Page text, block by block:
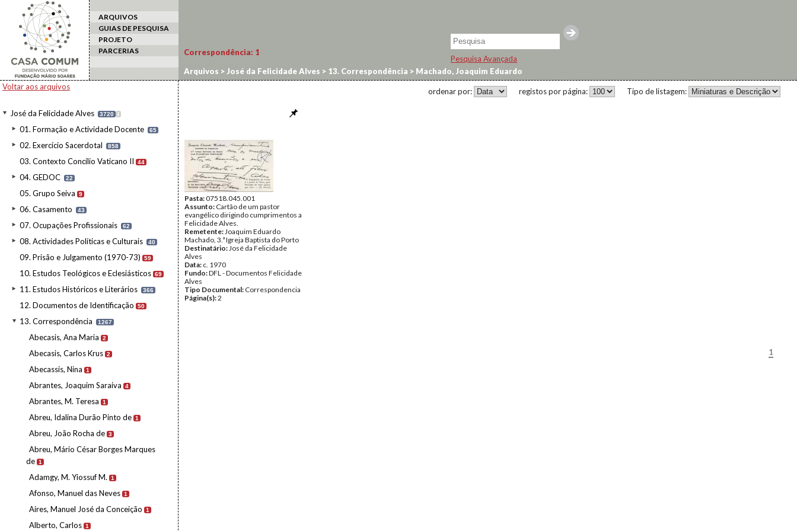
ARQUIVOS
GUIAS DE PESQUISA
PROJETO
PARCERIAS
Pesquisa Avançada
Voltar aos arquivos
José da Felicidade Alves 3720 I
01. Formação e Actividade Docente 65
02. Exercício Sacerdotal 858
03. Contexto Concílio Vaticano II 44
04. GEDOC 22
05. Grupo Seiva 9
06. Casamento 43
07. Ocupações Profissionais 62
08. Actividades Políticas e Culturais 40
09. Prisão e Julgamento (1970-73) 59
10. Estudos Teológicos e Eclesiásticos 69
11. Estudos Históricos e Literários 366
12. Documentos de Identificação 50
13. Correspondência 1267
Abecasis, Ana Maria 2
Abecasis, Carlos Krus 2
Abecassis, Nina 1
Abrantes, Joaquim Saraiva 4
Abrantes, M. Teresa 1
Abreu, Idalina Durão Pinto de 1
Abreu, João Rocha de 3
Abreu, Mário César Borges Marques
de 1
Adamgy, M. Yiossuf M. 1
Afonso, Manuel das Neves 1
Aires, Manuel José da Conceição 1
Alberto, Carlos 1
Correspondência: 1
Arquivos > José da Felicidade Alves > 13. Correspondência > Machado, Joaquim Eduardo
Tipo de listagem:
registos por página:
ordenar por:
Pasta:07518.045.001
Assunto: Cartão de um pastor
evangélico dirigindo cumprimentos a
Felicidade Alves.
Remetente:Joaquim Eduardo
Machado, 3.ª Igreja Baptista do Porto
Destinatário:José da Felicidade
Alves
Data: c. 1970
Fundo:DFL - Documentos Felicidade
Alves
Tipo Documental: Correspondencia
Página(s):2
1